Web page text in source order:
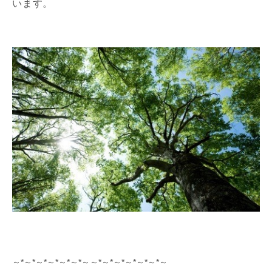
います。
～*～*～*～*～*～*～～*～*～*～*～*～*～